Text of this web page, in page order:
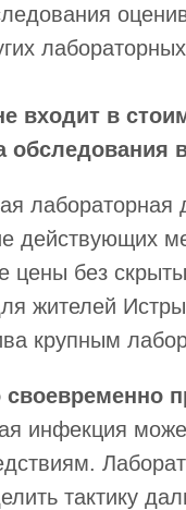
входит в
обследования
лабораторная
действующих
цены без
жителей
крупным
инфекция
тактику